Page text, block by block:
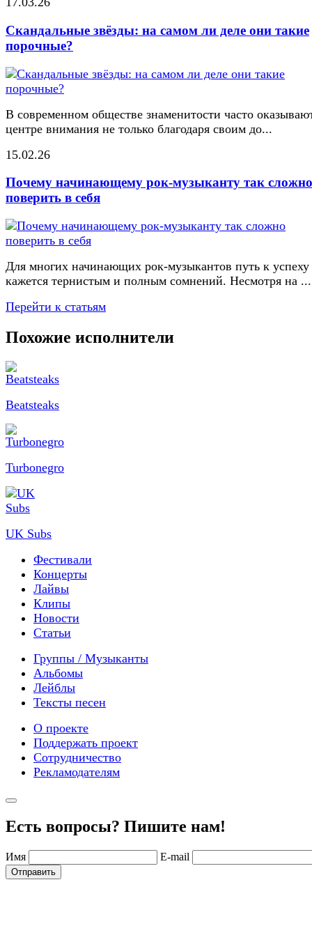
Скандальные звёзды: на самом ли деле они такие
порочные?
В современном обществе знаменитости часто
центре внимания не только благодаря своим до...
15.02.26
Почему начинающему рок-музыканту так сложно
поверить в себя
Для многих начинающих рок-музыкантов путь к успеху
кажется тернистым и полным сомнений. Несмотря на ...
Перейти к статьям
Похожие исполнители
Beatsteaks
Turbonegro
UK Subs
Фестивали
Концерты
Лайвы
Клипы
Новости
Статьи
Группы / Музыканты
Альбомы
Лейблы
Тексты песен
О проекте
Поддержать проект
Сотрудничество
Рекламодателям
Есть вопросы? Пишите нам!
Имя E-mail